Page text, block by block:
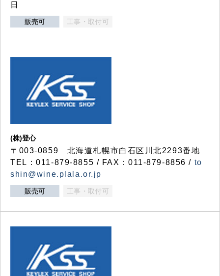
日
販売可 工事・取付可
(株)登心
〒003-0859 北海道札幌市白石区川北2293番地
TEL：011-879-8855 / FAX：011-879-8856 / to
shin@wine.plala.or.jp
販売可 工事・取付可